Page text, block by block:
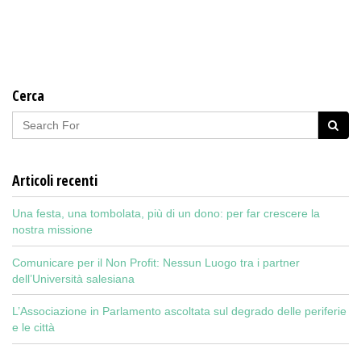
Cerca
Articoli recenti
Una festa, una tombolata, più di un dono: per far crescere la
nostra missione
Comunicare per il Non Profit: Nessun Luogo tra i partner
dell’Università salesiana
L’Associazione in Parlamento ascoltata sul degrado delle periferie
e le città